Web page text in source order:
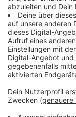
Rhein
1.000 Euro
Neuss und
Anzeige